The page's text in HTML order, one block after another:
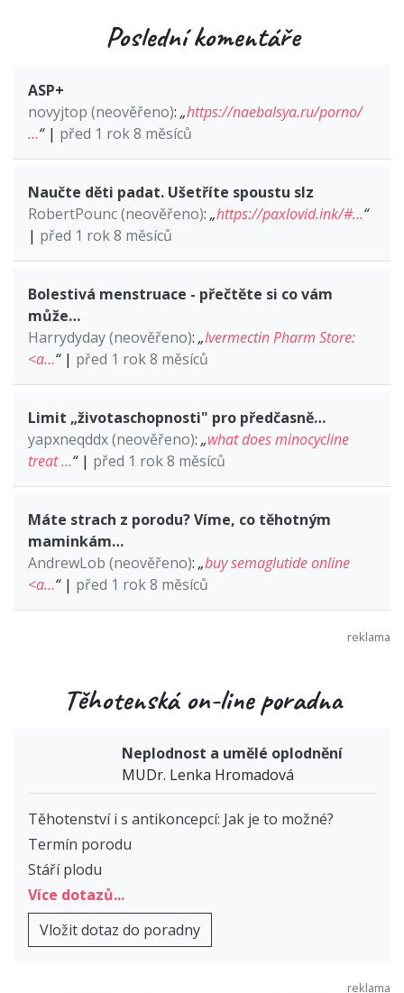
Poslední komentáře
ASP+
novyjtop (neověřeno): „https://naebalsya.ru/porno/
…“| před 1 rok 8 měsíců
Naučte děti padat. Ušetříte spoustu slz
RobertPounc (neověřeno): „https://paxlovid.ink/#…“
| před 1 rok 8 měsíců
Bolestivá menstruace - přečtěte si co vám
může…
Harrydyday (neověřeno): „Ivermectin Pharm Store:
<a…“| před 1 rok 8 měsíců
Limit „životaschopnosti" pro předčasně…
yapxneqddx (neověřeno): „what does minocycline
treat …“| před 1 rok 8 měsíců
Máte strach z porodu? Víme, co těhotným
maminkám…
AndrewLob (neověřeno): „buy semaglutide online
<a…“| před 1 rok 8 měsíců
Těhotenská on-line poradna
Neplodnost a umělé oplodnění
MUDr. Lenka Hromadová
Těhotenství i s antikoncepcí: Jak je to možné?
Termín porodu
Stáří plodu
Více dotazů...
Vložit dotaz do poradny